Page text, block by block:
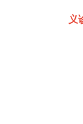
义